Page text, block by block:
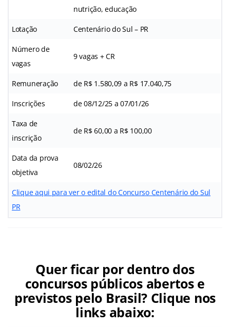
nutrição, educação
Lotação Centenário do Sul – PR
Número de
vagas
9 vagas + CR
Remuneração de R$ 1.580,09 a R$ 17.040,75
Inscrições de 08/12/25 a 07/01/26
Taxa de
inscrição
de R$ 60,00 a R$ 100,00
Data da prova
objetiva
08/02/26
Clique aqui para ver o edital do Concurso Centenário do Sul
PR
Quer ficar por dentro dos
concursos públicos abertos e
previstos pelo Brasil? Clique nos
links abaixo: